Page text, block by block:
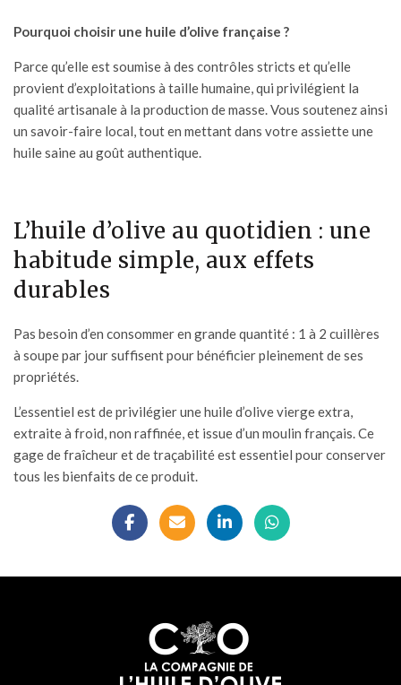
Pourquoi choisir une huile d’olive française ?
Parce qu’elle est soumise à des contrôles stricts et qu’elle
provient d’exploitations à taille humaine, qui privilégient la
qualité artisanale à la production de masse. Vous soutenez ainsi
un savoir-faire local, tout en mettant dans votre assiette une
huile saine au goût authentique.
L’huile d’olive au quotidien : une
habitude simple, aux effets
durables
Pas besoin d’en consommer en grande quantité : 1 à 2 cuillères
à soupe par jour suffisent pour bénéficier pleinement de ses
propriétés.
L’essentiel est de privilégier une huile d’olive vierge extra,
extraite à froid, non raffinée, et issue d’un moulin français. Ce
gage de fraîcheur et de traçabilité est essentiel pour conserver
tous les bienfaits de ce produit.